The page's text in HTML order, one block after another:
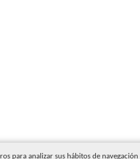
para analizar sus hábitos de